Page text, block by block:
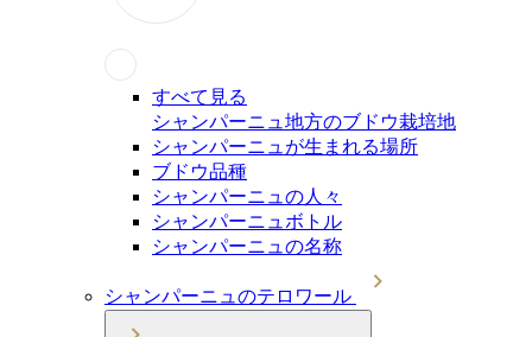
すべて見る
シャンパーニュ地方のブドウ栽培地
シャンパーニュが生まれる場所
ブドウ品種
シャンパーニュの人々
シャンパーニュボトル
シャンパーニュの名称
シャンパーニュのテロワール